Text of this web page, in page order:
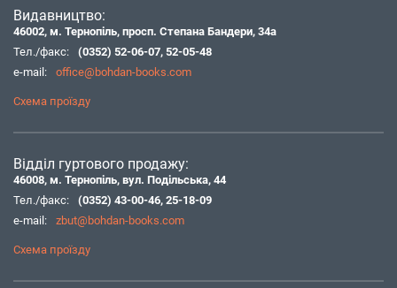
Видавництво:
46002, м. Тернопіль, просп. Степана Бандери, 34а
Тел./факс:
(0352) 52-06-07, 52-05-48
e-mail:
office@bohdan-books.com
Схема проїзду
Відділ гуртового продажу:
46008, м. Тернопіль, вул. Подільська, 44
Тел./факс:
(0352) 43-00-46, 25-18-09
e-mail:
zbut@bohdan-books.com
Схема проїзду